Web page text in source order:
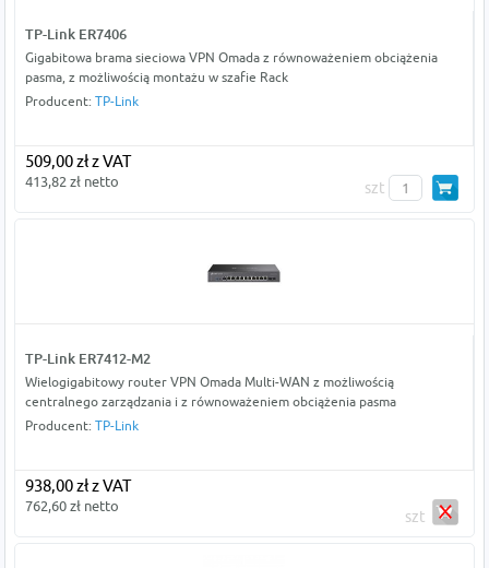
TP-Link ER7406
Gigabitowa brama sieciowa VPN Omada z równoważeniem obciążenia
pasma, z możliwością montażu w szafie Rack
Producent: TP-Link
509,00 zł z VAT
413,82 zł netto szt
TP-Link ER7412-M2
Wielogigabitowy router VPN Omada Multi-WAN z możliwością
centralnego zarządzania i z równoważeniem obciążenia pasma
Producent: TP-Link
938,00 zł z VAT
762,60 zł netto
szt